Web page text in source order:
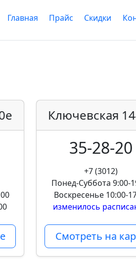
Главная Прайс Скидки
Ключевская
35-28-20
+7 (3012)
Понед-Суббота 9:00-
Воскресенье 10:00-
изменилось
Смотреть на